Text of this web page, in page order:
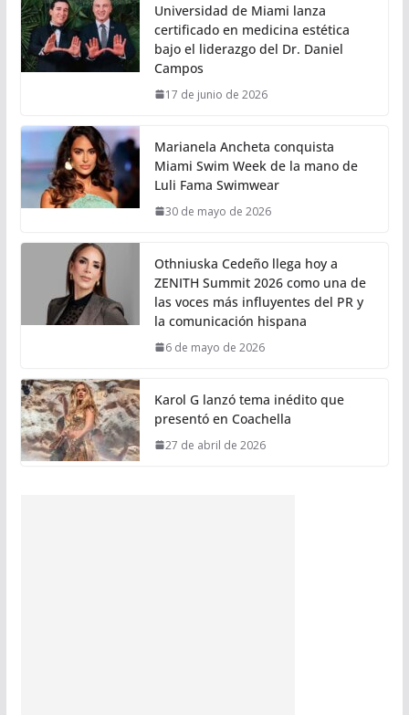
Universidad de Miami lanza
certificado en medicina estética
bajo el liderazgo del Dr. Daniel
Campos
17 de junio de 2026
Marianela Ancheta conquista
Miami Swim Week de la mano de
Luli Fama Swimwear
30 de mayo de 2026
Othniuska Cedeño llega hoy a
ZENITH Summit 2026 como una de
las voces más influyentes del PR y
la comunicación hispana
6 de mayo de 2026
Karol G lanzó tema inédito que
presentó en Coachella
27 de abril de 2026